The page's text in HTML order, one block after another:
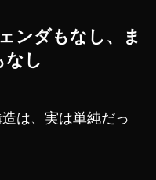
ンダもなし、ま
なし
は、実は単純だっ